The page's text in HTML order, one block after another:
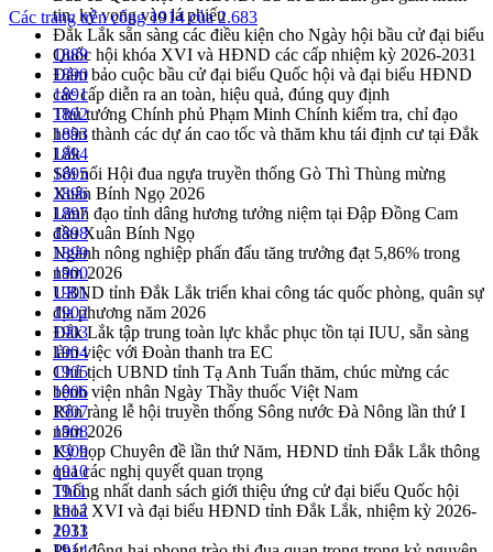
tin, kỳ vọng vào lá phiếu
Đắk Lắk sẵn sàng các điều kiện cho Ngày hội bầu cử đại biểu
Quốc hội khóa XVI và HĐND các cấp nhiệm kỳ 2026-2031
Đảm bảo cuộc bầu cử đại biểu Quốc hội và đại biểu HĐND
các cấp diễn ra an toàn, hiệu quả, đúng quy định
Thủ tướng Chính phủ Phạm Minh Chính kiểm tra, chỉ đạo
hoàn thành các dự án cao tốc và thăm khu tái định cư tại Đắk
Lắk
Sôi nổi Hội đua ngựa truyền thống Gò Thì Thùng mừng
Xuân Bính Ngọ 2026
Lãnh đạo tỉnh dâng hương tưởng niệm tại Đập Đồng Cam
đầu Xuân Bính Ngọ
Ngành nông nghiệp phấn đấu tăng trưởng đạt 5,86% trong
năm 2026
UBND tỉnh Đắk Lắk triển khai công tác quốc phòng, quân sự
địa phương năm 2026
Đắk Lắk tập trung toàn lực khắc phục tồn tại IUU, sẵn sàng
làm việc với Đoàn thanh tra EC
Chủ tịch UBND tỉnh Tạ Anh Tuấn thăm, chúc mừng các
bệnh viện nhân Ngày Thầy thuốc Việt Nam
Rộn ràng lễ hội truyền thống Sông nước Đà Nông lần thứ I
năm 2026
Kỳ họp Chuyên đề lần thứ Năm, HĐND tỉnh Đắk Lắk thông
qua các nghị quyết quan trọng
Thống nhất danh sách giới thiệu ứng cử đại biểu Quốc hội
khoá XVI và đại biểu HĐND tỉnh Đắk Lắk, nhiệm kỳ 2026-
2031
Các trang trên cổng 1914 của 2.683
1889
1890
1891
1892
1893
1894
1895
1896
1897
1898
1899
1900
1901
1902
1903
1904
1905
1906
1907
1908
1909
1910
1911
1912
1913